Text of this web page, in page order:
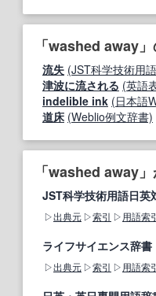
「washed away
流失 (JST科学技術用
津波に流される (英語
indelible ink (日本語
道床 (Weblio例文辞書)
「washed away
JST科学技術用語日英
出典元 索引 用語索
ライフサイエンス辞書
出典元 索引 用語索